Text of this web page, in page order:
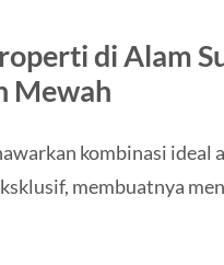
di Alam
Mewah
kombinasi
membuatnya